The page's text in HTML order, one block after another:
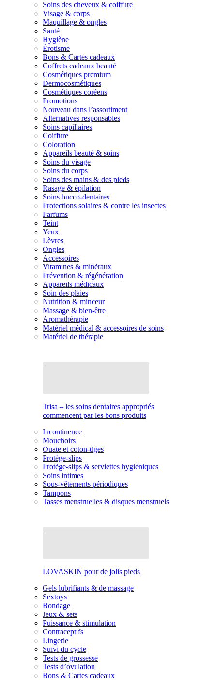
Soins des cheveux & coiffure
Visage & corps
Maquillage & ongles
Santé
Hygiène
Érotisme
Bons & Cartes cadeaux
Coffrets cadeaux beauté
Cosmétiques premium
Dermocosmétiques
Cosmétiques coréens
Promotions
Nouveau dans l’assortiment
Alternatives responsables
Soins capillaires
Coiffure
Coloration
Appareils beauté & soins
Soins du visage
Soins du corps
Soins des mains & des pieds
Rasage & épilation
Soins bucco-dentaires
Protections solaires & contre les insectes
Parfums
Teint
Yeux
Lèvres
Ongles
Accessoires
Vitamines & minéraux
Prévention & régénération
Appareils médicaux
Soin des plaies
Nutrition & minceur
Massage & bien-être
Aromathérapie
Matériel médical & accessoires de soins
Matériel de thérapie
Trisa – les soins dentaires appropriés
commencent par les bons produits
Incontinence
Mouchoirs
Ouate et coton-tiges
Protège-slips
Protège-slips & serviettes hygiéniques
Soins intimes
Sous-vêtements périodiques
Tampons
Tasses menstruelles & disques menstruels
LOVASKIN pour de jolis pieds
Gels lubrifiants & de massage
Sextoys
Bondage
Jeux & sets
Puissance & stimulation
Contraceptifs
Lingerie
Suivi du cycle
Tests de grossesse
Tests d’ovulation
Bons & Cartes cadeaux